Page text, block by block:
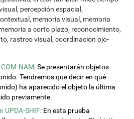
percepción espacial,
memoria visual, memoria
a corto plazo, reconocimiento,
rastreo visual, coordinación ojo-
NAM: Se presentarán objetos
Tendremos que decir en qué
ha aparecido el objeto la última
previamente.
UPDA-SHIF: En esta prueba